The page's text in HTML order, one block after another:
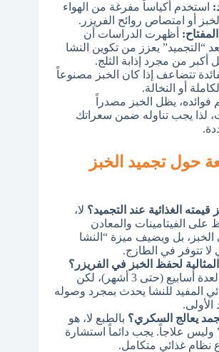
استخدم أكياساً مفرغة من الهواء
أو امتصاص روائح الفريزر.
أظهرت الدراسات أن
“التجميد” يعزز من تكوين النشا
أكبر من مجرد إذابة الثلج.
تتضاعف إذا كان الخبز مصنوعاً
أو النخالة.
فوائده، يظل الخبز مصدراً
لذا يجب تناوله ضمن سعراتك
حول تجميد الخبز
قيمته الغذائية عند التجميد؟ لا،
على الفيتامينات والمعادن
الخبز، بل ويضيف ميزة “النشا
لا تتوفر في الطازج.
لحفظ الخبز في الفريزر؟
يمكن حفظه لعدة أسابيع (حتى 3 أشهر)، لكن
المفيد للنشا يحدث بمجرد وصوله
الأولى.
يعالج السكري؟ بالطبع لا، هو
وليس علاجاً. يجب دائماً استشارة
نظام غذائي متكامل.